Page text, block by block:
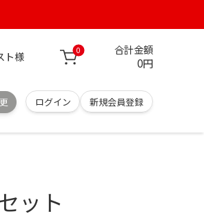
ト様 0 合計金額
0円
ログイン 新規会員登録
ット